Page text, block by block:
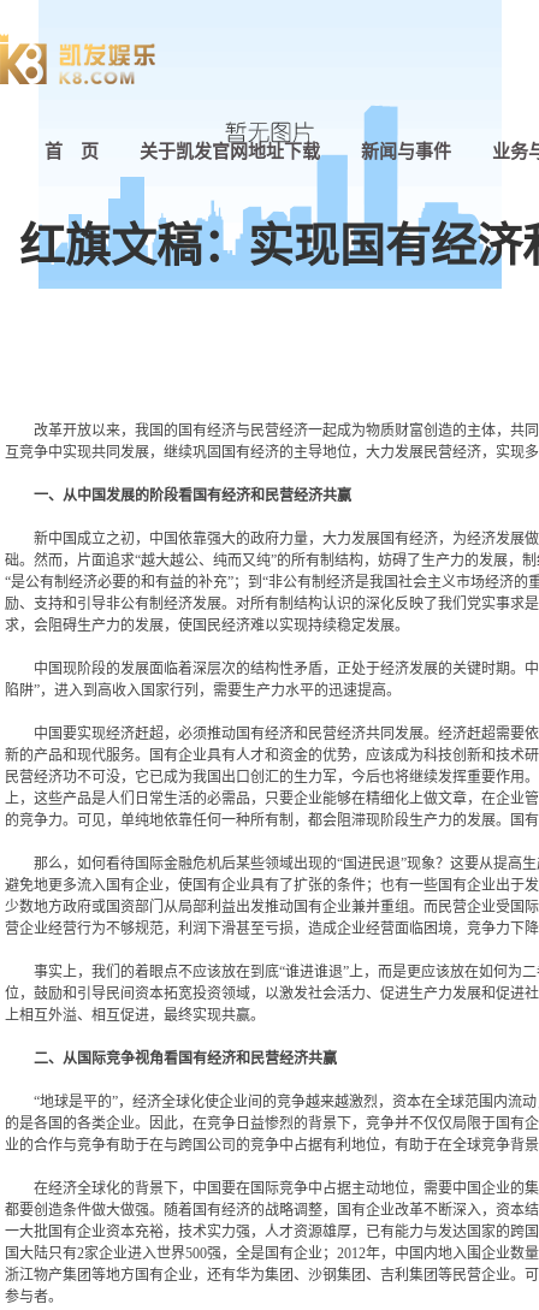
首 页 关于凯发官网地址下载 新闻与事件 业务
红旗文稿：实现国有经
改革开放以来，我国的国有经济与民营经济一起成为物质财富创造的主体，共
互竞争中实现共同发展，继续巩固国有经济的主导地位，大力发展民营经济，实现
一、从中国发展的阶段看国有经济和民营经济共赢
新中国成立之初，中国依靠强大的政府力量，大力发展国有经济，为经济发展
础。然而，片面追求“越大越公、纯而又纯”的所有制结构，妨碍了生产力的发展
“是公有制经济必要的和有益的补充”；到“非公有制经济是我国社会主义市场经济
励、支持和引导非公有制经济发展。对所有制结构认识的深化反映了我们党实事
求，会阻碍生产力的发展，使国民经济难以实现持续稳定发展。
中国现阶段的发展面临着深层次的结构性矛盾，正处于经济发展的关键时期。
陷阱”，进入到高收入国家行列，需要生产力水平的迅速提高。
中国要实现经济赶超，必须推动国有经济和民营经济共同发展。经济赶超需要
新的产品和现代服务。国有企业具有人才和资金的优势，应该成为科技创新和技
民营经济功不可没，它已成为我国出口创汇的生力军，今后也将继续发挥重要作
上，这些产品是人们日常生活的必需品，只要企业能够在精细化上做文章，在企
的竞争力。可见，单纯地依靠任何一种所有制，都会阻滞现阶段生产力的发展。
那么，如何看待国际金融危机后某些领域出现的“国进民退”现象？这要从提高
避免地更多流入国有企业，使国有企业具有了扩张的条件；也有一些国有企业出
少数地方政府或国资部门从局部利益出发推动国有企业兼并重组。而民营企业受
营企业经营行为不够规范，利润下滑甚至亏损，造成企业经营面临困境，竞争力下
事实上，我们的着眼点不应该放在到底“谁进谁退”上，而是更应该放在如何为
位，鼓励和引导民间资本拓宽投资领域，以激发社会活力、促进生产力发展和促
上相互外溢、相互促进，最终实现共赢。
二、从国际竞争视角看国有经济和民营经济共赢
“地球是平的”，经济全球化使企业间的竞争越来越激烈，资本在全球范围内流
的是各国的各类企业。因此，在竞争日益惨烈的背景下，竞争并不仅仅局限于国
业的合作与竞争有助于在与跨国公司的竞争中占据有利地位，有助于在全球竞争背
在经济全球化的背景下，中国要在国际竞争中占据主动地位，需要中国企业的
都要创造条件做大做强。随着国有经济的战略调整，国有企业改革不断深入，资
一大批国有企业资本充裕，技术实力强，人才资源雄厚，已有能力与发达国家的跨
国大陆只有2家企业进入世界500强，全是国有企业；2012年，中国内地入围企业
浙江物产集团等地方国有企业，还有华为集团、沙钢集团、吉利集团等民营企业
参与者。